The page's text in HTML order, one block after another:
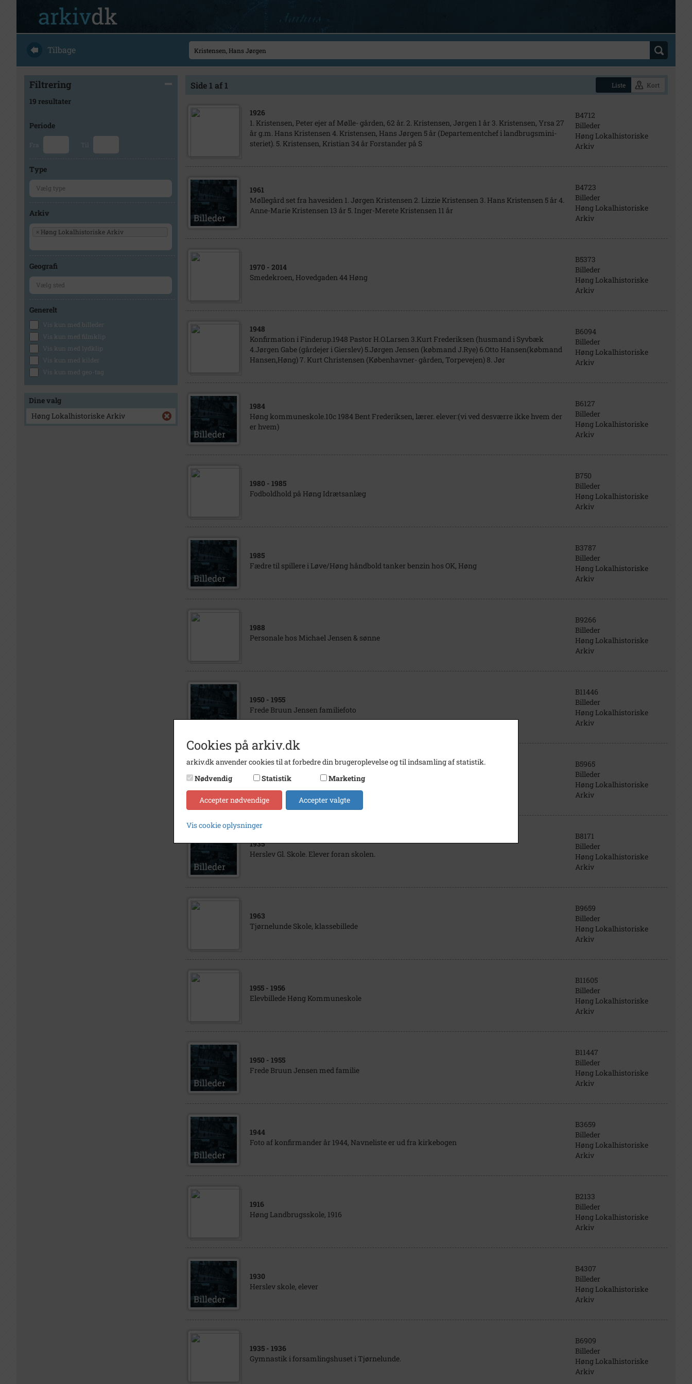
Tilbage
Filtrering
19 resultater
Periode
Fra Til
Type
Arkiv
× Høng Lokalhistoriske Arkiv
Geografi
Generelt
Vis kun med billeder
Vis kun med filmklip
Vis kun med lydklip
Vis kun med kilder
Vis kun med geo-tag
Dine valg
Høng Lokalhistoriske Arkiv
Side 1 af 1 Liste Kort
1926
1. Kristensen, Peter ejer af Mølle- gården, 62 år. 2. Kristensen, Jørgen 1 år 3. Kristensen, Yrsa 27
år g.m. Hans Kristensen 4. Kristensen, Hans Jørgen 5 år (Departementchef i landbrugsmini-
steriet). 5. Kristensen, Kristian 34 år Forstander på S
B4712
Billeder
Høng Lokalhistoriske
Arkiv
1961
Møllegård set fra havesiden 1. Jørgen Kristensen 2. Lizzie Kristensen 3. Hans Kristensen 5 år 4.
Anne-Marie Kristensen 13 år 5. Inger-Merete Kristensen 11 år
B4723
Billeder
Høng Lokalhistoriske
Arkiv
1970 - 2014
Smedekroen, Hovedgaden 44 Høng
B5373
Billeder
Høng Lokalhistoriske
Arkiv
1948
Konfirmation i Finderup.1948 Pastor H.O.Larsen 3.Kurt Frederiksen (husmand i Syvbæk
4.Jørgen Gabe (gårdejer i Gierslev) 5.Jørgen Jensen (købmand J.Rye) 6.Otto Hansen(købmand
Hansen,Høng) 7. Kurt Christensen (Københavner- gården, Torpevejen) 8. Jør
B6094
Billeder
Høng Lokalhistoriske
Arkiv
1984
Høng kommuneskole.10c 1984 Bent Frederiksen, lærer. elever:(vi ved desværre ikke hvem der
er hvem)
B6127
Billeder
Høng Lokalhistoriske
Arkiv
1980 - 1985
Fodboldhold på Høng Idrætsanlæg
B750
Billeder
Høng Lokalhistoriske
Arkiv
1985
Fædre til spillere i Løve/Høng håndbold tanker benzin hos OK, Høng
B3787
Billeder
Høng Lokalhistoriske
Arkiv
1988
Personale hos Michael Jensen & sønne
B9266
Billeder
Høng Lokalhistoriske
Arkiv
1950 - 1955
Frede Bruun Jensen familiefoto
B11446
Billeder
Høng Lokalhistoriske
Arkiv
Pia Dam åbner Blomsterdammen
B5965
Billeder
Høng Lokalhistoriske
Arkiv
1935
Herslev Gl. Skole. Elever foran skolen.
B8171
Billeder
Høng Lokalhistoriske
Arkiv
1963
Tjørnelunde Skole, klassebillede
B9659
Billeder
Høng Lokalhistoriske
Arkiv
1955 - 1956
Elevbillede Høng Kommuneskole
B11605
Billeder
Høng Lokalhistoriske
Arkiv
1950 - 1955
Frede Bruun Jensen med familie
B11447
Billeder
Høng Lokalhistoriske
Arkiv
1944
Foto af konfirmander år 1944, Navneliste er ud fra kirkebogen
B3659
Billeder
Høng Lokalhistoriske
Arkiv
1916
Høng Landbrugsskole, 1916
B2133
Billeder
Høng Lokalhistoriske
Arkiv
1930
Herslev skole, elever
B4307
Billeder
Høng Lokalhistoriske
Arkiv
1935 - 1936
Gymnastik i forsamlingshuset i Tjørnelunde.
B6909
Billeder
Høng Lokalhistoriske
Arkiv
Cookies på arkiv.dk
arkiv.dk anvender cookies til at forbedre din brugeroplevelse og til indsamling af statistik.
Nødvendig
Statistik Marketing
Accepter nødvendige Accepter valgte
Vis cookie oplysninger